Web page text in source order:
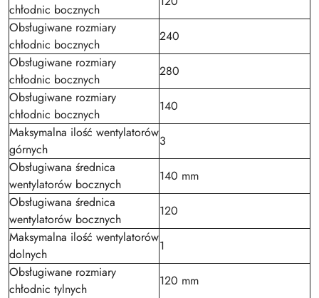
chłodnic bocznych
Obsługiwane rozmiary
chłodnic bocznych
240
Obsługiwane rozmiary
chłodnic bocznych
280
Obsługiwane rozmiary
chłodnic bocznych
140
Maksymalna ilość wentylatorów
górnych
3
Obsługiwana średnica
wentylatorów bocznych
140 mm
Obsługiwana średnica
wentylatorów bocznych
120
Maksymalna ilość wentylatorów
dolnych
1
Obsługiwane rozmiary
chłodnic tylnych
120 mm